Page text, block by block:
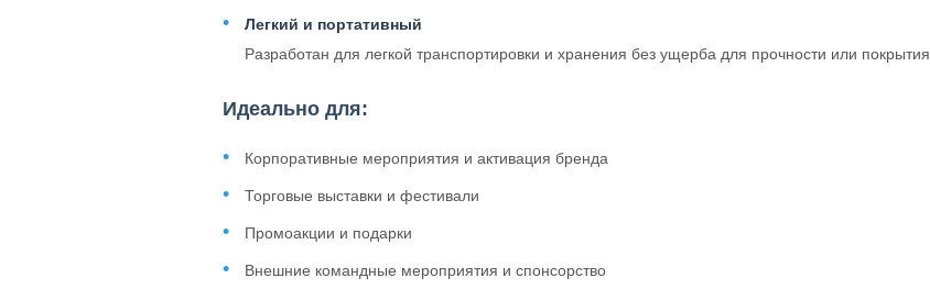
Легкий и портативный
Разработан для легкой транспортировки и хранения без ущерба для прочности или покрытия.
Идеально для:
Корпоративные мероприятия и активация бренда
Торговые выставки и фестивали
Промоакции и подарки
Внешние командные мероприятия и спонсорство